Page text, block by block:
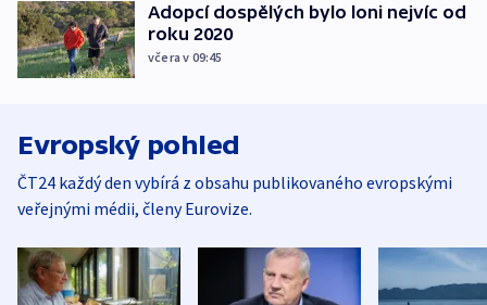
Adopcí dospělých bylo loni nejvíc od
roku 2020
včera v 09:45
Evropský pohled
ČT24 každý den vybírá z obsahu publikovaného evropskými
veřejnými médii, členy Eurovize.